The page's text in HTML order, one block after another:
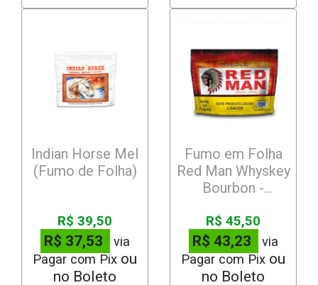
Indian Horse Mel
(Fumo de Folha)
R$ 39,50
R$ 37,53
via
Pagar com Pix
Fumo em Folha
Red Man Whyskey
Bourbon -
R$ 45,50
R$ 43,23
via
Pagar com Pix